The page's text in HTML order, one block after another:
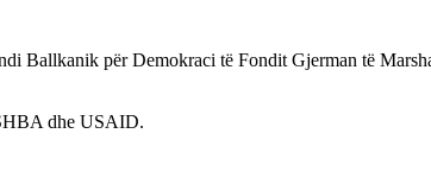
Ballkanik për Demokraci të Fondit Gjerman të
dhe USAID.